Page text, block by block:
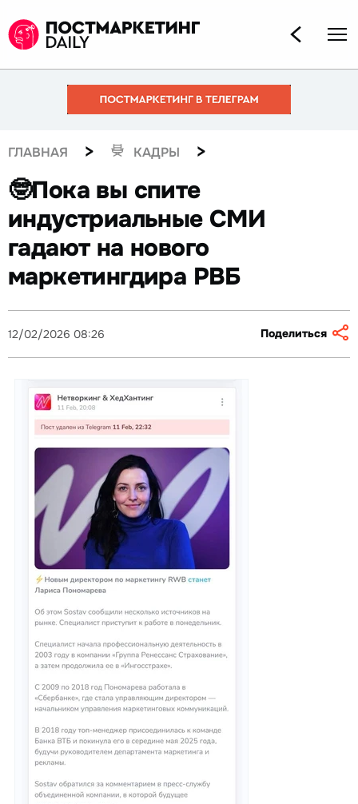
ГЛАВНАЯ > КАДРЫ >
🤓Пока вы спите
индустриальные СМИ
гадают на нового
маркетингдира РВБ
12/02/2026 08:26 Поделиться